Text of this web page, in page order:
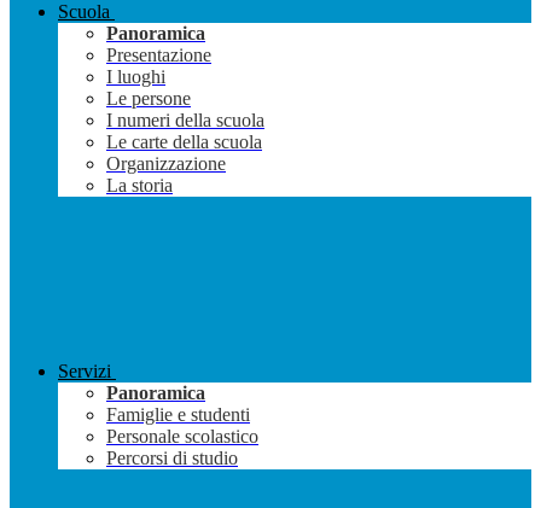
Scuola
Panoramica
Presentazione
I luoghi
Le persone
I numeri della scuola
Le carte della scuola
Organizzazione
La storia
Servizi
Panoramica
Famiglie e studenti
Personale scolastico
Percorsi di studio